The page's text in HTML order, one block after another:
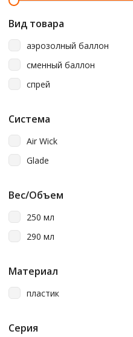
Вид товара
аэрозолный баллон
сменный баллон
спрей
Система
Air Wick
Glade
Вес/Объем
250 мл
290 мл
Материал
пластик
Серия